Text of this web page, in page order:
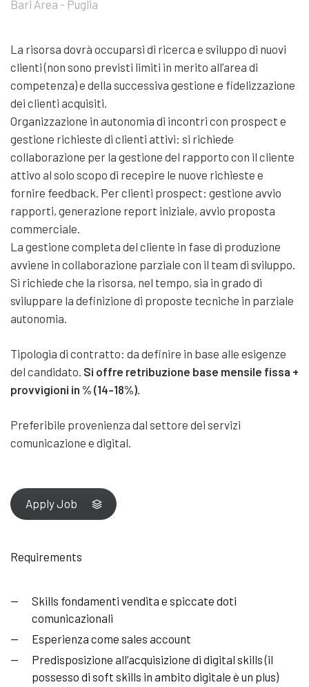
Bari Area - Puglia
La risorsa dovrà occuparsi di ricerca e sviluppo di nuovi
clienti (non sono previsti limiti in merito all’area di
competenza) e della successiva gestione e fidelizzazione
dei clienti acquisiti.
Organizzazione in autonomia di incontri con prospect e
gestione richieste di clienti attivi: si richiede
collaborazione per la gestione del rapporto con il cliente
attivo al solo scopo di recepire le nuove richieste e
fornire feedback. Per clienti prospect: gestione avvio
rapporti, generazione report iniziale, avvio proposta
commerciale.
La gestione completa del cliente in fase di produzione
avviene in collaborazione parziale con il team di sviluppo.
Si richiede che la risorsa, nel tempo, sia in grado di
sviluppare la definizione di proposte tecniche in parziale
autonomia.
Tipologia di contratto: da definire in base alle esigenze
del candidato. Si offre retribuzione base mensile fissa +
provvigioni in % (14-18%).
Preferibile provenienza dal settore dei servizi
comunicazione e digital.
Apply Job
Requirements
Skills fondamenti vendita e spiccate doti
comunicazionali
Esperienza come sales account
Predisposizione all’acquisizione di digital skills (il
possesso di soft skills in ambito digitale è un plus)